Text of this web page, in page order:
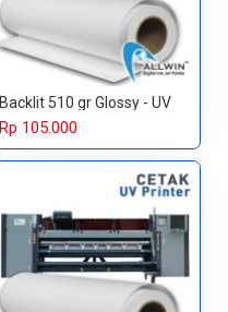
Backlit 510 gr Glossy - UV
Rp 105.000